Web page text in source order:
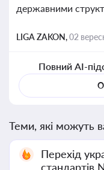
державними
LIGA ZAKON,02
Повний AI-
Теми, які можуть
Перехід
стандартів